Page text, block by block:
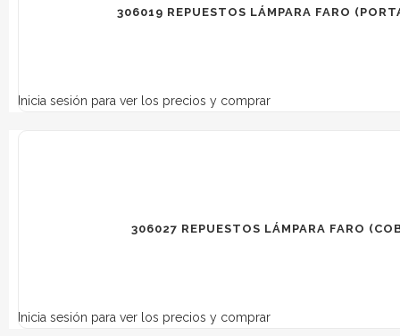
306019 REPUESTOS LÁMPARA FARO
Inicia sesión para ver los precios y comprar
306027 REPUESTOS LÁMPARA FARO
Inicia sesión para ver los precios y comprar